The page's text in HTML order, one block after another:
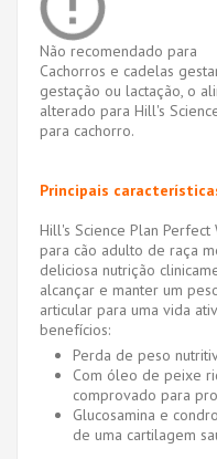
Não recomendado para
Cachorros e cadelas
gestação ou lactação, o
alterado para Hill's
para cachorro.
Principais
Hill's Science Plan
para cão adulto de raça
deliciosa nutrição
alcançar e manter um
articular para uma vida
benefícios:
Perda de peso
Com óleo de peixe
comprovado para
Glucosamina e
de uma cartilagem